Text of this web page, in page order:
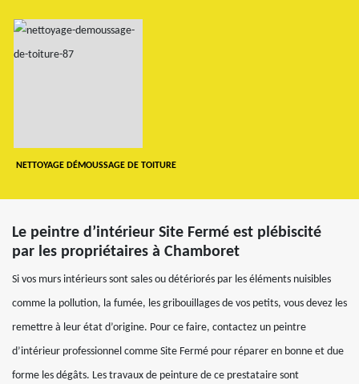
NETTOYAGE DÉMOUSSAGE DE TOITURE
Le peintre d’intérieur Site Fermé est plébiscité
par les propriétaires à Chamboret
Si vos murs intérieurs sont sales ou détériorés par les éléments nuisibles
comme la pollution, la fumée, les gribouillages de vos petits, vous devez les
remettre à leur état d’origine. Pour ce faire, contactez un peintre
d’intérieur professionnel comme Site Fermé pour réparer en bonne et due
forme les dégâts. Les travaux de peinture de ce prestataire sont